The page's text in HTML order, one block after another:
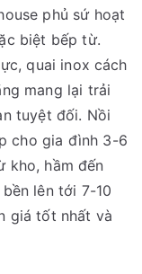
phủ sứ hoạt
biệt bếp từ.
quai inox cách
mang lại trải
tuyệt đối. Nồi
cho gia đình 3-6
kho, hầm đến
lên tới 7-10
giá tốt nhất và